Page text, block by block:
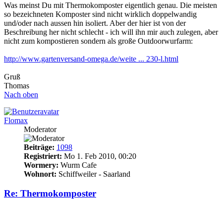
Was meinst Du mit Thermokomposter eigentlich genau. Die meisten
so bezeichneten Komposter sind nicht wirklich doppelwandig
und/oder nach aussen hin isoliert. Aber der hier ist von der
Beschreibung her nicht schlecht - ich will ihn mir auch zulegen, aber
nicht zum kompostieren sondern als große Outdoorwurfarm:
http://www.gartenversand-omega.de/weite ... 230-l.html
Gruß
Thomas
Nach oben
Flomax
Moderator
Beiträge: 1098
Registriert: Mo 1. Feb 2010, 00:20
Wormery: Wurm Cafe
Wohnort: Schiffweiler - Saarland
Re: Thermokomposter